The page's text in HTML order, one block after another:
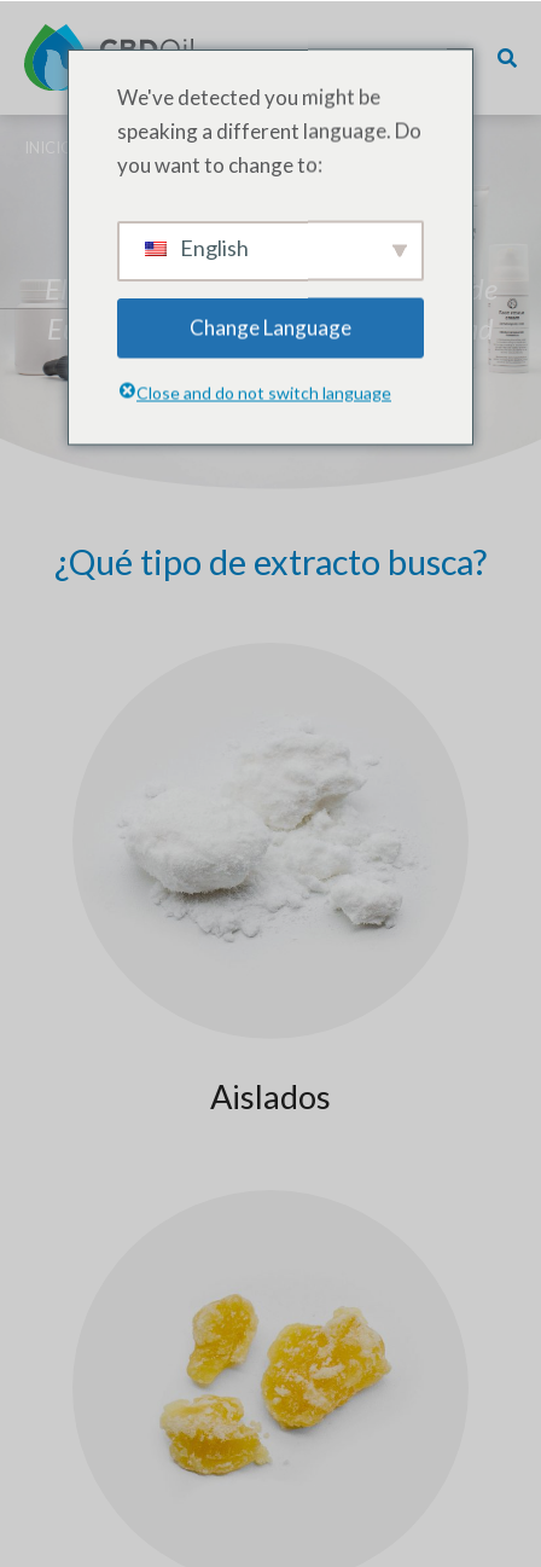
PRODUCTOS / CBD A GRANEL
CBD a granel
El mejor proveedor de CBD a granel de
Europa. Certificado GMP, trazabilidad
hasta la fuente, plazos de entrega
rápidos.
¿Qué tipo de extracto busca?
Aislados
We've detected you might be
speaking a different language. Do
you want to change to:
English
Change Language
Close and do not switch language